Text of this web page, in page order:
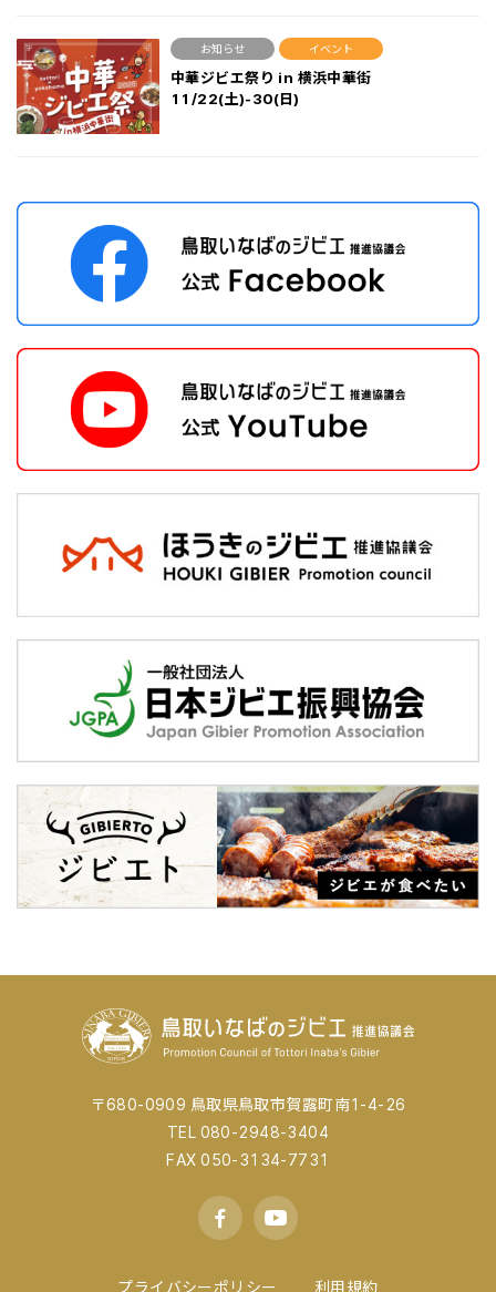
お知らせ イベント
中華ジビエ祭り in 横浜中華街
11/22(土)-30(日)
〒680-0909 鳥取県鳥取市賀露町南1-4-26
TEL 080-2948-3404
FAX 050-3134-7731
プライバシーポリシー 利用規約